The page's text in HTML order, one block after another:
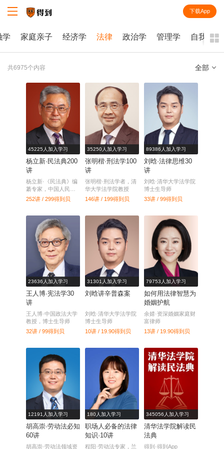
下载App
学 家庭亲子 经济学 法律 政治学 管理学 自我提升
共6975个内容 全部
全部
课程
每天听本书
电子书
45225人加入学习
杨立新·民法典200
讲
杨立新·《民法典》编
纂专家，中国人民大
学教授
252讲 / 299得到贝
35250人加入学习
张明楷·刑法学100
讲
张明楷·刑法学者，清
华大学法学院教授
146讲 / 199得到贝
89386人加入学习
刘晗·法律思维30
讲
刘晗·清华大学法学院
博士生导师
33讲 / 99得到贝
23636人加入学习
王人博·宪法学30
讲
王人博·中国政法大学
教授，博士生导师
32讲 / 99得到贝
31301人加入学习
刘晗讲辛普森案
刘晗·清华大学法学院
博士生导师
10讲 / 19.90得到贝
79753人加入学习
如何用法律智慧为
婚姻护航
余婧·资深婚姻家庭财
富律师
13讲 / 19.90得到贝
12191人加入学习
胡高崇·劳动法必知
60讲
胡高崇·劳动法领域资
180人加入学习
职场人必备的法律
知识·10讲
程阳·劳动法专家，兰
345056人加入学习
清华法学院解读民
法典
得到·得到App